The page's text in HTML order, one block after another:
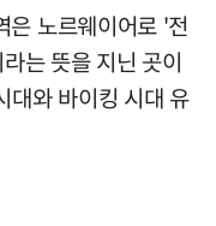
노르웨이어로 '전
는 뜻을 지닌 곳이
대와 바이킹 시대 유